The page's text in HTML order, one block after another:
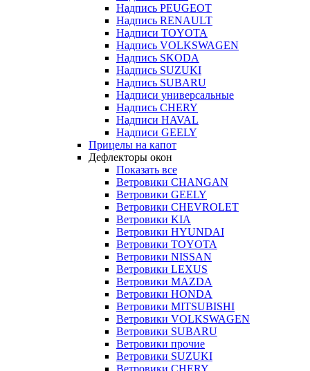
Надпись PEUGEOT
Надпись RENAULT
Надписи TOYOTA
Надпись VOLKSWAGEN
Надпись SKODA
Надпись SUZUKI
Надпись SUBARU
Надписи универсальные
Надпись CHERY
Надписи HAVAL
Надписи GEELY
Прицелы на капот
Дефлекторы окон
Показать все
Ветровики CHANGAN
Ветровики GEELY
Ветровики CHEVROLET
Ветровики KIA
Ветровики HYUNDAI
Ветровики TOYOTA
Ветровики NISSAN
Ветровики LEXUS
Ветровики MAZDA
Ветровики HONDA
Ветровики MITSUBISHI
Ветровики VOLKSWAGEN
Ветровики SUBARU
Ветровики прочие
Ветровики SUZUKI
Ветровики CHERY